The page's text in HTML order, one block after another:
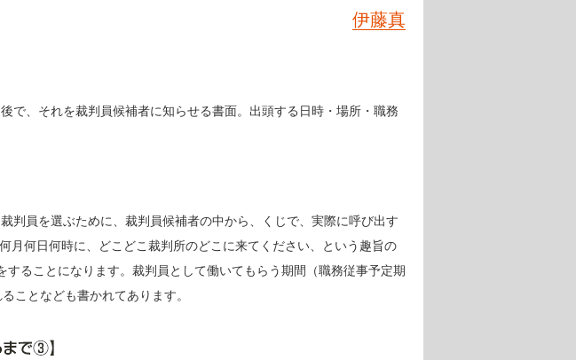
伊藤真
で、それを裁判員候補者に知らせる書面。出頭する日時・場所・職務
判員を選ぶために、裁判員候補者の中から、くじで、実際に呼び出す
何日何時に、どこどこ裁判所のどこに来てください、という趣旨の
ることになります。裁判員として働いてもらう期間（職務従事予定期
ことなども書かれてあります。